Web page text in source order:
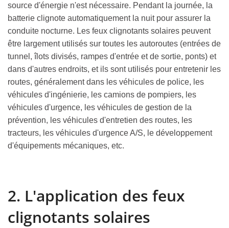
source d'énergie n'est nécessaire. Pendant la journée, la
batterie clignote automatiquement la nuit pour assurer la
conduite nocturne. Les feux clignotants solaires peuvent
être largement utilisés sur toutes les autoroutes (entrées de
tunnel, îlots divisés, rampes d'entrée et de sortie, ponts) et
dans d'autres endroits, et ils sont utilisés pour entretenir les
routes, généralement dans les véhicules de police, les
véhicules d'ingénierie, les camions de pompiers, les
véhicules d'urgence, les véhicules de gestion de la
prévention, les véhicules d'entretien des routes, les
tracteurs, les véhicules d'urgence A/S, le développement
d'équipements mécaniques, etc.
2. L'application des feux
clignotants solaires